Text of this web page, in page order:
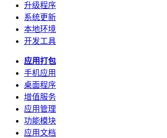
升级程序
系统更新
本地环境
开发工具
应用打包
手机应用
桌面程序
增值服务
应用管理
功能模块
应用文档